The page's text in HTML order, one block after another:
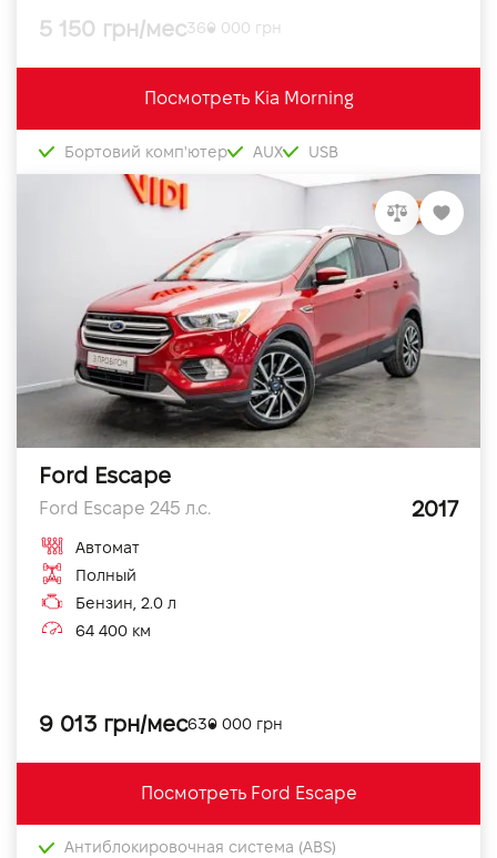
5 150 грн/мес360 000 грн
Посмотреть Kia Morning
Бортовий комп'ютер AUX USB
Ford Escape
Ford Escape 245 л.с. 2017
Автомат
Полный
Бензин, 2.0 л
64 400 км
9 013 грн/мес630 000 грн
Посмотреть Ford Escape
Антиблокировочная система (ABS)